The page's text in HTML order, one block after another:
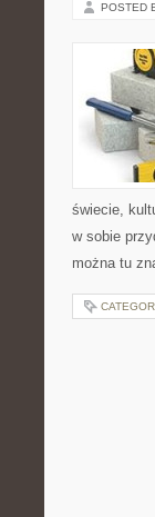
POSTED
świecie,
w sobie
można tu